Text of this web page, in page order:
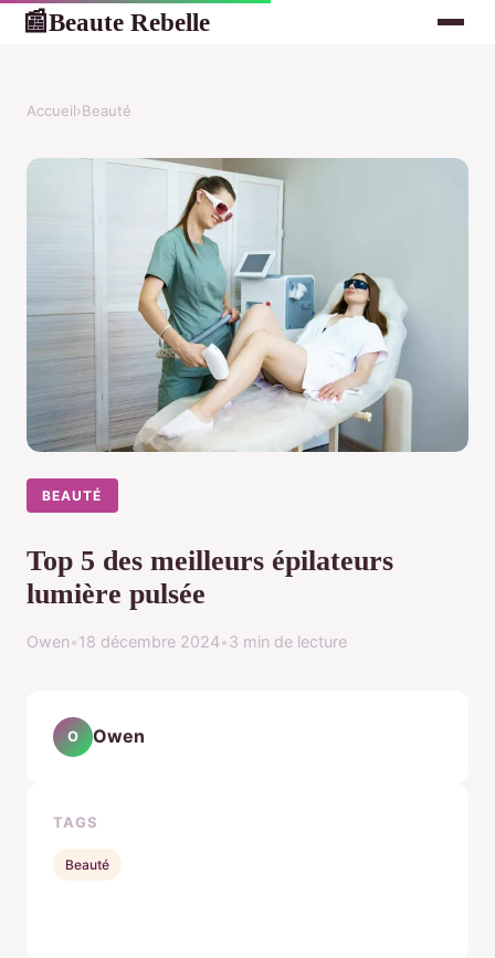
📰Beaute Rebelle
Accueil›Beauté
BEAUTÉ
Top 5 des meilleurs épilateurs
lumière pulsée
Owen•18 décembre 2024•3 min de lecture
O Owen
TAGS
Beauté